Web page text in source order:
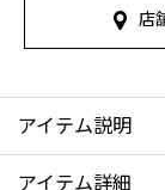
店
アイテム説明
アイテム詳細